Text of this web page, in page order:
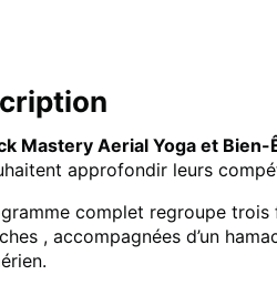
Mastery Aerial Yoga et Bien-
approfondir leurs
complet regroupe
, accompagnées d’un